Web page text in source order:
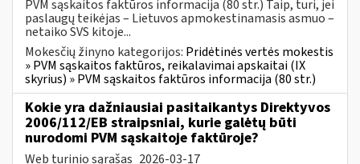
PVM sąskaitos faktūros informacija (80 str.) Taip, turi, jei
paslaugų teikėjas – Lietuvos apmokestinamasis asmuo –
netaiko SVS kitoje...
Mokesčių žinyno kategorijos: Pridėtinės vertės mokestis
» PVM sąskaitos faktūros, reikalavimai apskaitai (IX
skyrius) » PVM sąskaitos faktūros informacija (80 str.)
Kokie yra dažniausiai pasitaikantys Direktyvos
2006/112/EB straipsniai, kurie galėtų būti
nurodomi PVM sąskaitoje faktūroje?
Web turinio sąrašas 2026-03-17